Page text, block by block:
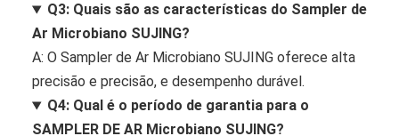
Q3: Quais são as características do Sampler de
Ar Microbiano SUJING?
A: O Sampler de Ar Microbiano SUJING oferece alta
precisão e precisão, e desempenho durável.
Q4: Qual é o período de garantia para o
SAMPLER DE AR Microbiano SUJING?